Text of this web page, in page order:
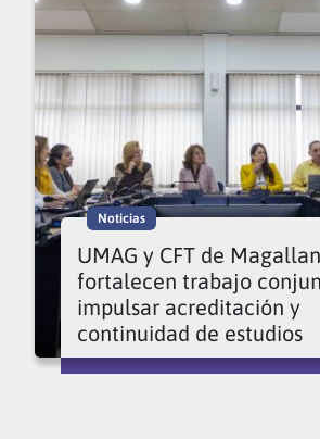
Noticias
UMAG y CFT de
fortalecen trabajo
impulsar acreditación y
continuidad de estudios